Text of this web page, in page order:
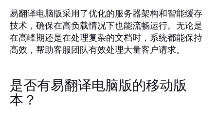
易翻译电脑版采用了优化的服务器架构和智能缓存
技术，确保在高负载情况下也能流畅运行。无论是
在高峰期还是在处理复杂的文档时，系统都能保持
高效，帮助客服团队有效处理大量客户请求。
是否有易翻译电脑版的移动版
本？